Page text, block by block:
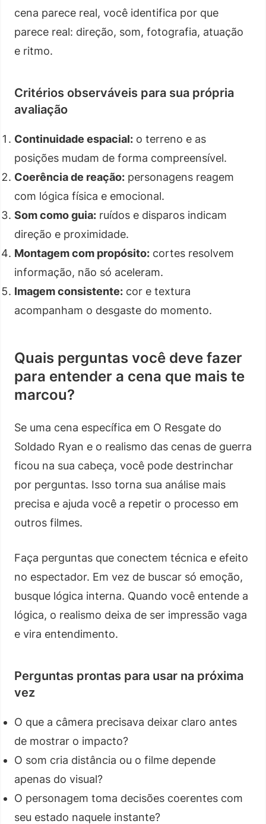
cena parece real, você identifica por que
parece real: direção, som, fotografia, atuação
e ritmo.
Critérios observáveis para sua própria
avaliação
Continuidade espacial: o terreno e as
posições mudam de forma compreensível.
Coerência de reação: personagens reagem
com lógica física e emocional.
Som como guia: ruídos e disparos indicam
direção e proximidade.
Montagem com propósito: cortes resolvem
informação, não só aceleram.
Imagem consistente: cor e textura
acompanham o desgaste do momento.
Quais perguntas você deve fazer
para entender a cena que mais te
marcou?
Se uma cena específica em O Resgate do
Soldado Ryan e o realismo das cenas de guerra
ficou na sua cabeça, você pode destrinchar
por perguntas. Isso torna sua análise mais
precisa e ajuda você a repetir o processo em
outros filmes.
Faça perguntas que conectem técnica e efeito
no espectador. Em vez de buscar só emoção,
busque lógica interna. Quando você entende a
lógica, o realismo deixa de ser impressão vaga
e vira entendimento.
Perguntas prontas para usar na próxima
vez
O que a câmera precisava deixar claro antes
de mostrar o impacto?
O som cria distância ou o filme depende
apenas do visual?
O personagem toma decisões coerentes com
seu estado naquele instante?